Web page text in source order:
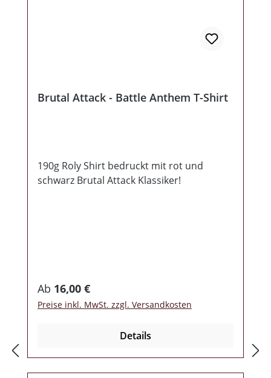
Brutal Attack - Battle Anthem T-Shirt
190g Roly Shirt bedruckt mit rot und
schwarz Brutal Attack Klassiker!
Regulärer Preis:
Ab 16,00 €
Preise inkl. MwSt. zzgl. Versandkosten
Details